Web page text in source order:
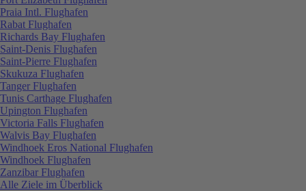
Praia Intl. Flughafen
Rabat Flughafen
Richards Bay Flughafen
Saint-Denis Flughafen
Saint-Pierre Flughafen
Skukuza Flughafen
Tanger Flughafen
Tunis Carthage Flughafen
Upington Flughafen
Victoria Falls Flughafen
Walvis Bay Flughafen
Windhoek Eros National Flughafen
Windhoek Flughafen
Zanzibar Flughafen
Alle Ziele im Überblick